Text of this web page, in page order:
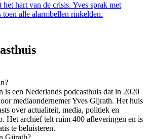
hart van de crisis. Yves sprak met
toen alle alarmbellen rinkelden.
een Nederlands podcasthuis dat in 2020
mediaondernemer Yves Gijrath. Het huis
over actualiteit, media, politiek en
Het archief telt ruim 400 afleveringen en is
te beluisteren.
Gijrath?